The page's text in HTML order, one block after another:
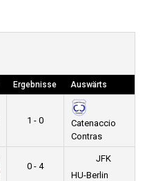
Ergebnisse Auswärts
1 - 0
Catenaccio
Contras
0 - 4
JFK
HU-Berlin